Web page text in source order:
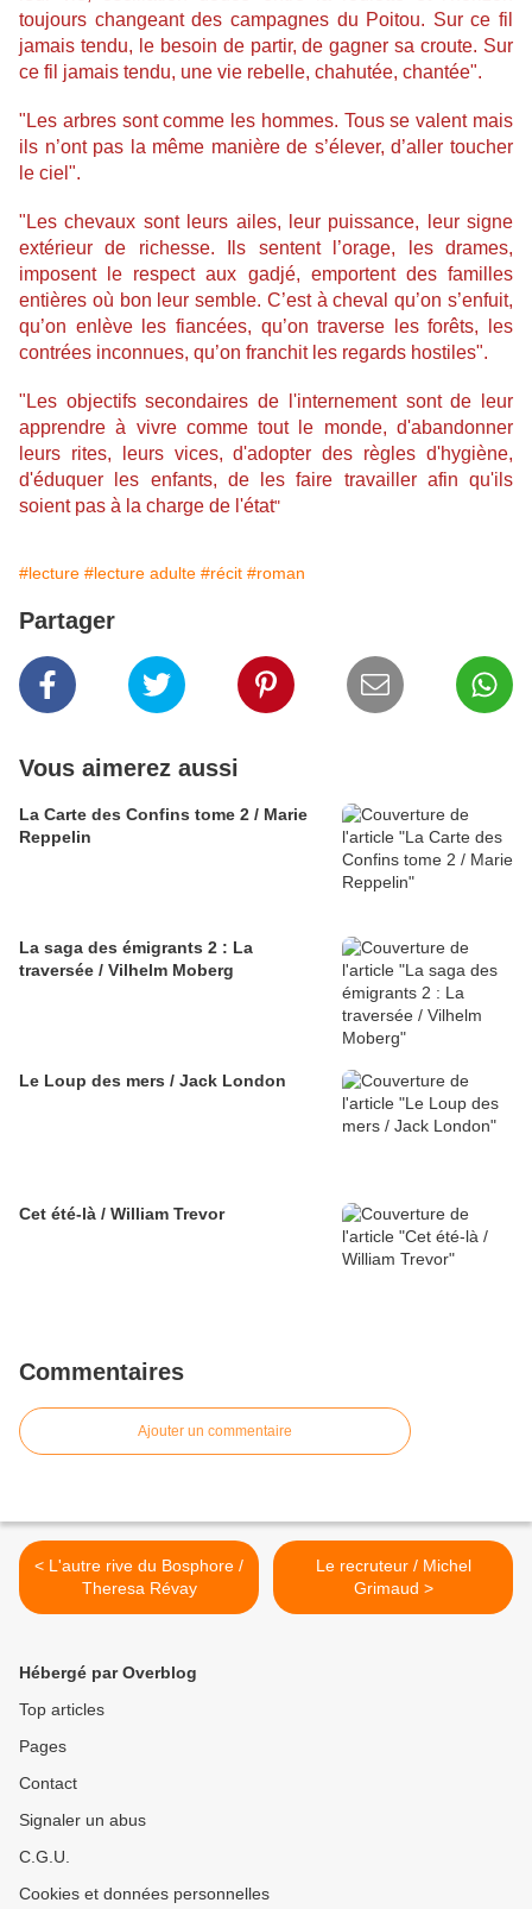
toujours changeant des campagnes du Poitou. Sur ce fil
jamais tendu, le besoin de partir, de gagner sa croute. Sur
ce fil jamais tendu, une vie rebelle, chahutée, chantée".
"Les arbres sont comme les hommes. Tous se valent mais
ils n’ont pas la même manière de s’élever, d’aller toucher
le ciel".
"Les chevaux sont leurs ailes, leur puissance, leur signe
extérieur de richesse. Ils sentent l’orage, les drames,
imposent le respect aux gadjé, emportent des familles
entières où bon leur semble. C’est à cheval qu’on s’enfuit,
qu’on enlève les fiancées, qu’on traverse les forêts, les
contrées inconnues, qu’on franchit les regards hostiles".
"Les objectifs secondaires de l'internement sont de leur
apprendre à vivre comme tout le monde, d'abandonner
leurs rites, leurs vices, d'adopter des règles d'hygiène,
d'éduquer les enfants, de les faire travailler afin qu'ils
soient pas à la charge de l'état"
#lecture #lecture adulte #récit #roman
Partager
Vous aimerez aussi
La Carte des Confins tome 2 / Marie
Reppelin
La saga des émigrants 2 : La
traversée / Vilhelm Moberg
Le Loup des mers / Jack London
Cet été-là / William Trevor
Commentaires
Ajouter un commentaire
< L'autre rive du Bosphore /
Theresa Révay
Le recruteur / Michel
Grimaud >
Hébergé par Overblog
Top articles
Pages
Contact
Signaler un abus
C.G.U.
Cookies et données personnelles